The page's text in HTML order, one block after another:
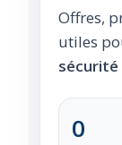
Offres,
utiles
sécurité
0